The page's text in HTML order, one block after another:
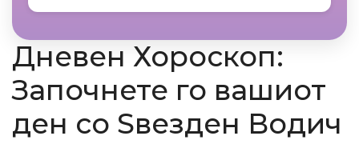
Дневен Хороскоп:
Започнете го вашиот
ден со Ѕвезден Водич